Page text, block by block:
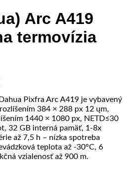
Arc A419
termovízia
€.
Pixfra Arc A419 je vybavený
384 × 288 px 12 ųm,
1440 × 1080 px, NETD≤30
32 GB interná pamäť, 1-8x
až 7,5 h – nízka spotreba
teplota až -30°C, 6
vzialenosť až 900 m.